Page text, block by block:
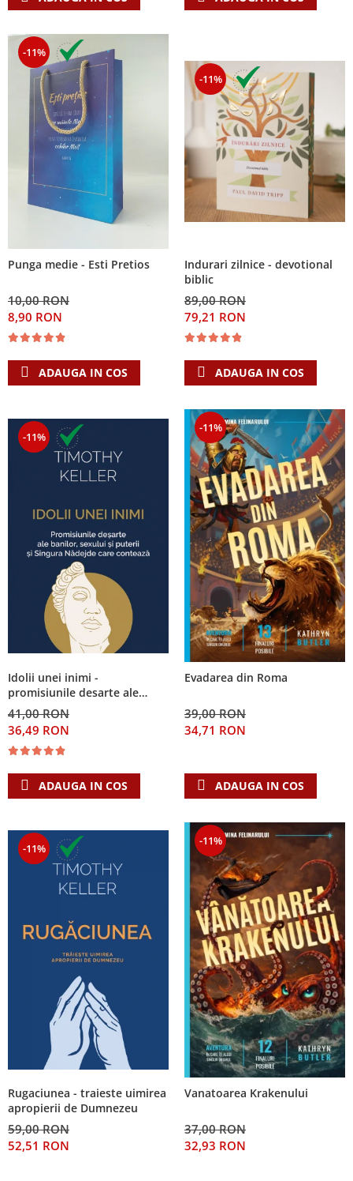
-11%
Punga medie - Esti Pretios
10,00 RON
8,90 RON
ADAUGA IN COS
-11%
Indurari zilnice - devotional
biblic
89,00 RON
79,21 RON
ADAUGA IN COS
-11%
Idolii unei inimi -
promisiunile desarte ale
banilor, sexului si puterii si
Singura Nadejde care
conteaza
41,00 RON
36,49 RON
ADAUGA IN COS
-11%
Evadarea din Roma
39,00 RON
34,71 RON
ADAUGA IN COS
-11%
Rugaciunea - traieste uimirea
apropierii de Dumnezeu
59,00 RON
52,51 RON
-11%
Vanatoarea Krakenului
37,00 RON
32,93 RON